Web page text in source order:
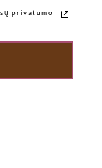
privatumo